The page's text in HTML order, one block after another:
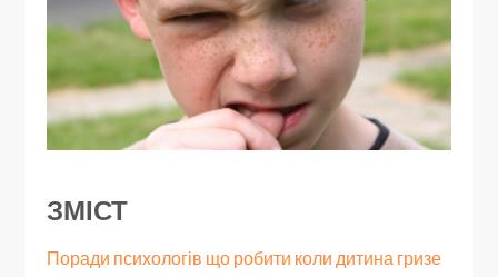
ЗМІСТ
Поради психологів що робити коли дитина гризе